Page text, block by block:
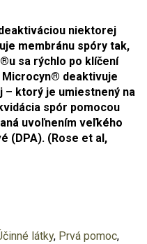
niektorej
membránu spóry tak,
sa rýchlo po klíčení
Microcyn® deaktivuje
– ktorý je umiestnený na
spór pomocou
uvoľnením veľkého
(DPA). (Rose et al,
látky, Prvá pomoc,